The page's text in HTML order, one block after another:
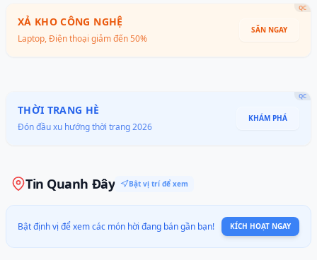
XẢ KHO CÔNG NGHỆ
Laptop, Điện thoại giảm đến 50%
SĂN NGAY
QC
THỜI TRANG HÈ
Đón đầu xu hướng thời trang 2026
KHÁM PHÁ
QC
Tin Quanh Đây Bật vị trí để xem
Bật định vị để xem các món hời đang bán gần bạn! KÍCH HOẠT NGAY